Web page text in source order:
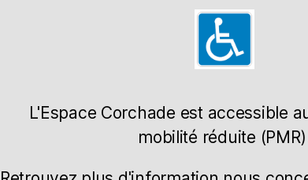
L'Espace Corchade est accessible
mobilité réduite